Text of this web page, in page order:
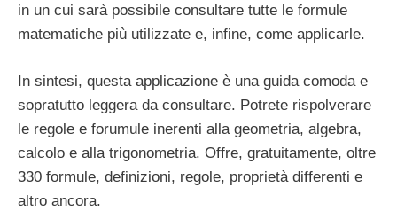
in un cui sarà possibile consultare tutte le formule
matematiche più utilizzate e, infine, come applicarle.
In sintesi, questa applicazione è una guida comoda e
sopratutto leggera da consultare. Potrete rispolverare
le regole e forumule inerenti alla geometria, algebra,
calcolo e alla trigonometria. Offre, gratuitamente, oltre
330 formule, definizioni, regole, proprietà differenti e
altro ancora.